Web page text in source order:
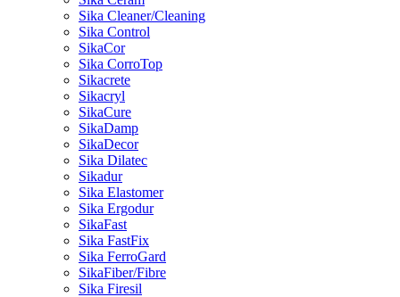
Sika Cleaner/Cleaning
Sika Control
SikaCor
Sika CorroTop
Sikacrete
Sikacryl
SikaCure
SikaDamp
SikaDecor
Sika Dilatec
Sikadur
Sika Elastomer
Sika Ergodur
SikaFast
Sika FastFix
Sika FerroGard
SikaFiber/Fibre
Sika Firesil